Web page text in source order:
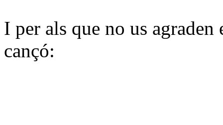
I per als que no us
cançó: